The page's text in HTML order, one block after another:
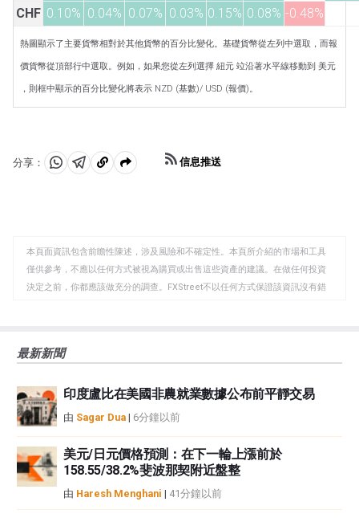
CHF 0.10% 0.04% 0.07% 0.03% 0.15% 0.08% -0.48%
熱圖顯示了主要貨幣相對於其他貨幣的百分比變化。基礎貨幣從左列中選取，而報
價貨幣從頂部行中選取。例如，如果您從左列選擇 紐元 竝沿著水平線移動到 美元
，則框中顯示的百分比變化將表示 NZD (基數)/ USD (報價)。
分享：
分 分 複
板
信息推送
本頁面資訊包含前瞻性陳述，涉及風險和不確定性。本頁所介紹的市場和工具
僅供參考，不應以任何方式被視為購買或出售這些資產的建議。在做任何投資
決定之前，你都應該做充分的調查。FXStreet不以任何方式保證該資訊沒有錯
觀點，並不代表FXStreet或其廣告商的官方政策或立場。作者不對本頁連結的
如果文章正文中沒有明確提到，在撰寫本文時，作者在本文中提到的任何股票
中都沒有頭寸，也沒有與文中提到的任何公司有業務關係。除了FXStreet，作
者沒有收到撰寫這篇文章的報酬。
FXStreet和作者不提供個性化的建議。作者對該資訊的準確性、完整性或適用
性不作任何陳述。FXStreet和作者將不承擔任何錯誤，遺漏或任何損失，傷害
或損害由此資訊及其顯示或使用引起的。錯誤和遺漏除外。本文作者和
FXStreet並非註冊投資顧問，本文內容無意提供任何投資建議。
最新新聞
印度盧比在美國非農就業數據公布前平靜交易
由 Sagar Dua | 6分鐘以前
美元/日元價格預測：在下一輪上漲前於
158.55/38.2%斐波那契附近盤整
由 Haresh Menghani | 41分鐘以前